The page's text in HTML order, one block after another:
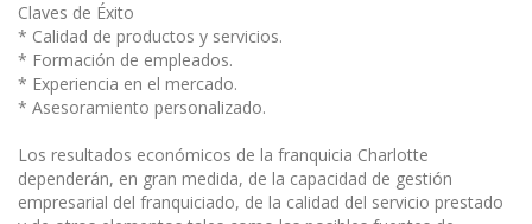
Claves de Éxito
* Calidad de productos y servicios.
* Formación de empleados.
* Experiencia en el mercado.
* Asesoramiento personalizado.
Los resultados económicos de la franquicia Charlotte
dependerán, en gran medida, de la capacidad de gestión
empresarial del franquiciado, de la calidad del servicio prestado